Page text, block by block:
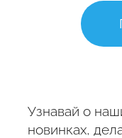
Узнавай о
новинках,